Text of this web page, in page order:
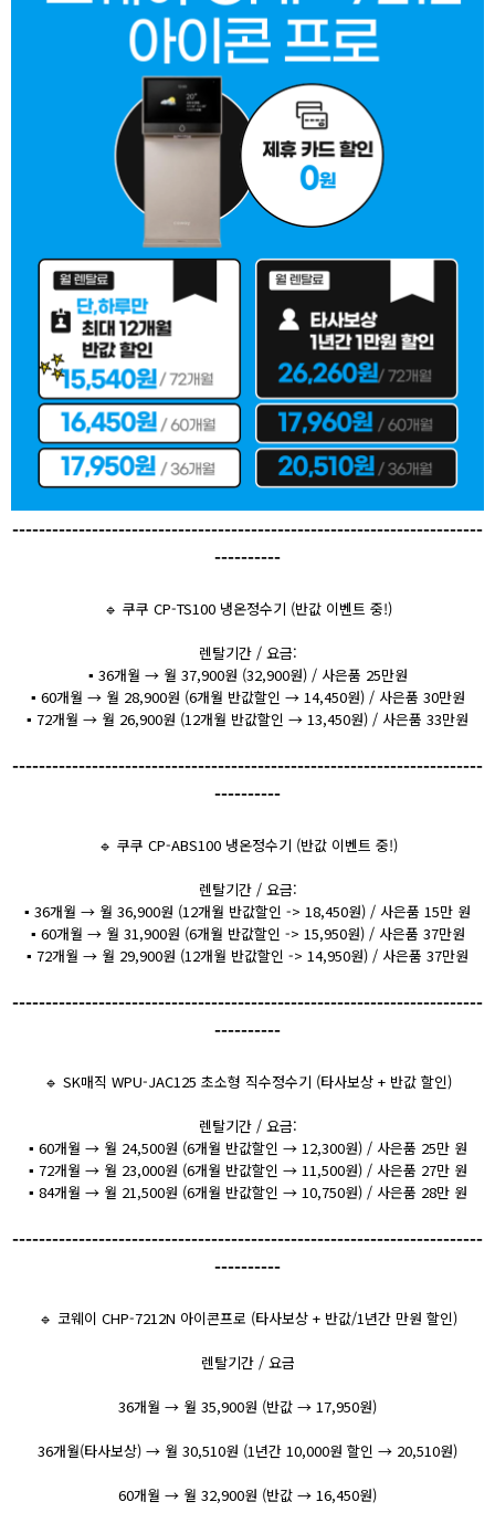
-----------------------------------------------------------------------
----------
🔹 쿠쿠 CP-TS100 냉온정수기 (반값 이벤트 중!)
렌탈기간 / 요금:
▪️ 36개월 → 월 37,900원 (32,900원) / 사은품 25만원
▪️ 60개월 → 월 28,900원 (6개월 반값할인 → 14,450원) / 사은품 30만원
▪️ 72개월 → 월 26,900원 (12개월 반값할인 → 13,450원) / 사은품 33만원
-----------------------------------------------------------------------
----------
🔹 쿠쿠 CP-ABS100 냉온정수기 (반값 이벤트 중!)
렌탈기간 / 요금:
▪️ 36개월 → 월 36,900원 (12개월 반값할인 -> 18,450원) / 사은품 15만 원
▪️ 60개월 → 월 31,900원 (6개월 반값할인 -> 15,950원) / 사은품 37만원
▪️ 72개월 → 월 29,900원 (12개월 반값할인 -> 14,950원) / 사은품 37만원
-----------------------------------------------------------------------
----------
🔹 SK매직 WPU-JAC125 초소형 직수정수기 (타사보상 + 반값 할인)
렌탈기간 / 요금:
▪️ 60개월 → 월 24,500원 (6개월 반값할인 → 12,300원) / 사은품 25만 원
▪️ 72개월 → 월 23,000원 (6개월 반값할인 → 11,500원) / 사은품 27만 원
▪️ 84개월 → 월 21,500원 (6개월 반값할인 → 10,750원) / 사은품 28만 원
-----------------------------------------------------------------------
----------
🔹 코웨이 CHP-7212N 아이콘프로 (타사보상 + 반값/1년간 만원 할인)
렌탈기간 / 요금
36개월 → 월 35,900원 (반값 → 17,950원)
36개월(타사보상) → 월 30,510원 (1년간 10,000원 할인 → 20,510원)
60개월 → 월 32,900원 (반값 → 16,450원)